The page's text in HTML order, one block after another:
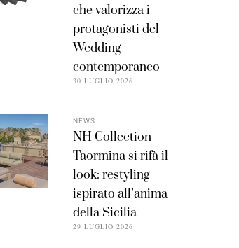
che valorizza i
protagonisti del
Wedding
contemporaneo
30 LUGLIO 2026
NEWS
NH Collection
Taormina si rifà il
look: restyling
ispirato all’anima
della Sicilia
29 LUGLIO 2026